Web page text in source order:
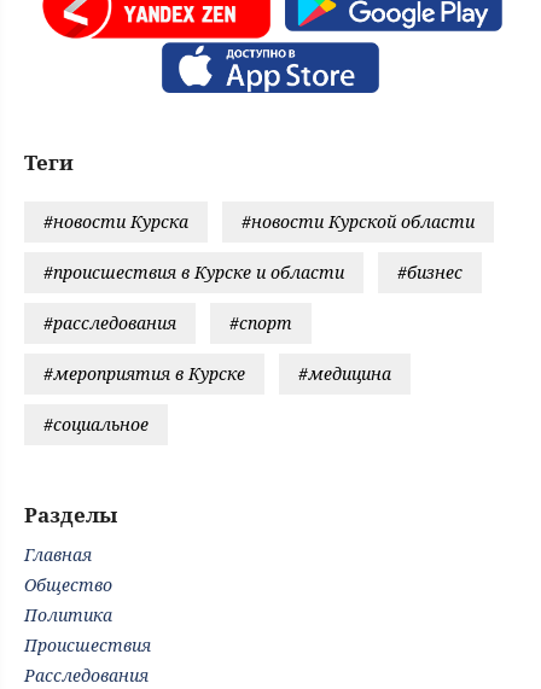
Теги
#новости Курска #новости Курской области
#происшествия в Курске и области #бизнес
#расследования #спорт
#мероприятия в Курске #медицина
#социальное
Разделы
Главная
Общество
Политика
Происшествия
Расследования